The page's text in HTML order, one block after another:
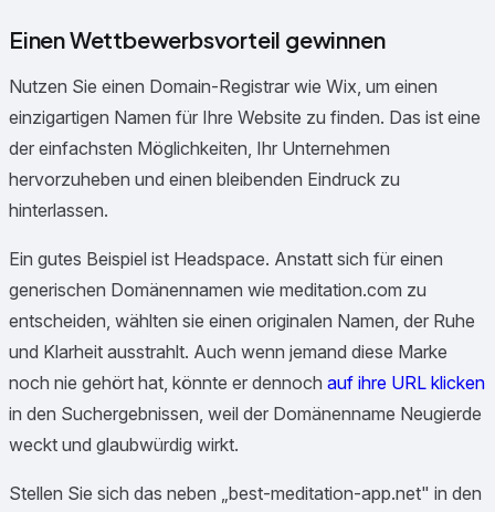
Einen Wettbewerbsvorteil gewinnen
Nutzen Sie einen Domain-Registrar wie Wix, um einen
einzigartigen Namen für Ihre Website zu finden. Das ist eine
der einfachsten Möglichkeiten, Ihr Unternehmen
hervorzuheben und einen bleibenden Eindruck zu
hinterlassen.
Ein gutes Beispiel ist Headspace. Anstatt sich für einen
generischen Domänennamen wie meditation.com zu
entscheiden, wählten sie einen originalen Namen, der Ruhe
und Klarheit ausstrahlt. Auch wenn jemand diese Marke
noch nie gehört hat, könnte er dennoch auf ihre URL klicken
in den Suchergebnissen, weil der Domänenname Neugierde
weckt und glaubwürdig wirkt.
Stellen Sie sich das neben „best-meditation-app.net" in den